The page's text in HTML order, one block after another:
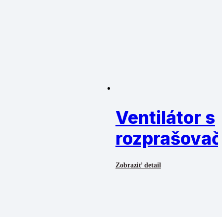
Ventilátor s
Zobraziť detail